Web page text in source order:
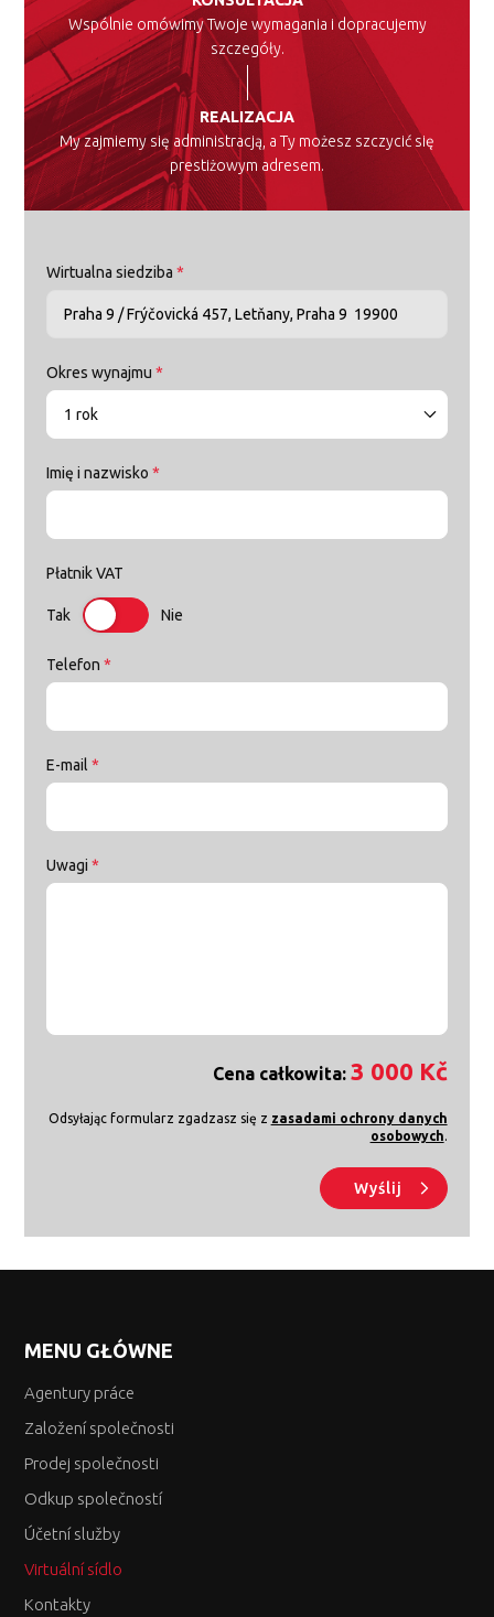
Wspólnie omówimy Twoje wymagania i dopracujemy
szczegóły.
REALIZACJA
My zajmiemy się administracją, a Ty możesz szczycić się
prestiżowym adresem.
Wirtualna siedziba*
Okres wynajmu*
1 rok
Imię i nazwisko*
Płatnik VAT
Tak Nie
Telefon*
E-mail*
Uwagi*
Cena całkowita: 3 000 Kč
Odsyłając formularz zgadzasz się z zasadami ochrony danych
osobowych.
Wyślij
MENU GŁÓWNE
Agentury práce
Založení společnosti
Prodej společnosti
Odkup společností
Účetní služby
Virtuální sídlo
Kontakty